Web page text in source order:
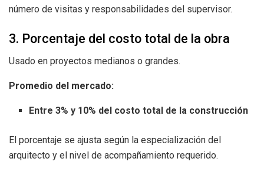
número de visitas y responsabilidades del supervisor.
3. Porcentaje del costo total de la obra
Usado en proyectos medianos o grandes.
Promedio del mercado:
Entre 3% y 10% del costo total de la construcción
El porcentaje se ajusta según la especialización del
arquitecto y el nivel de acompañamiento requerido.